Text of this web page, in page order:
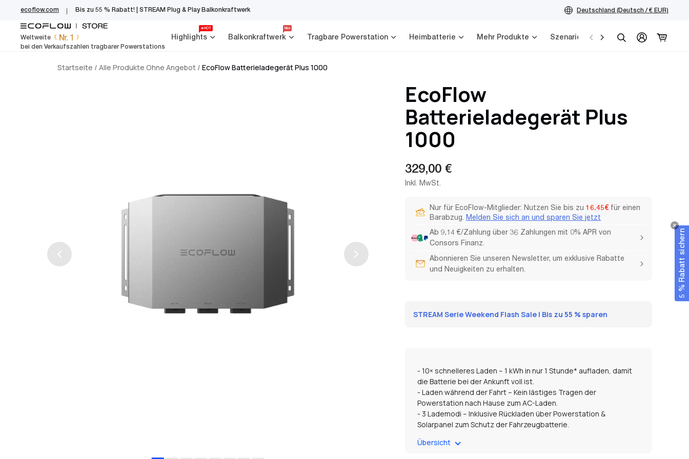
EcoFlow Germany
springen
ecoflow.com Bis zu 55 % Rabatt! | STREAM Plug & Play Balkonkraftwerk Deutschland (Deutsch / € EUR)
Weltweite Nr. 1
bei den Verkaufszahlen tragbarer Powerstations
Highlights
🔥HOT
Balkonkraftwerk
Neu
Tragbare Powerstation Heimbatterie Mehr Produkte Szenarien
Service
Startseite / Alle Produkte Ohne Angebot / EcoFlow Batterieladegerät Plus 1000
EcoFlow
Batterieladegerät Plus
1000
Regulärer
Preis
329,00 €
Inkl. MwSt.
Nur für EcoFlow-Mitglieder: Nutzen Sie bis zu16.45€für einen
Barabzug. Melden Sie sich an und sparen Sie jetzt
Ab 9,14 €/Zahlung über 36 Zahlungen mit 0% APR von
Consors Finanz.
Abonnieren Sie unseren Newsletter, um exklusive Rabatte
und Neuigkeiten zu erhalten.
STREAM Serie Weekend Flash Sale | Bis zu 55 % sparen
- 10× schnelleres Laden – 1 kWh in nur 1 Stunde* aufladen, damit
die Batterie bei der Ankunft voll ist.
- Laden während der Fahrt – Kein lästiges Tragen der
Powerstation nach Hause zum AC-Laden.
- 3 Lademodi – Inklusive Rückladen über Powerstation &
Solarpanel zum Schutz der Fahrzeugbatterie.
Lichtmaschinenschutzfunktionen für vollständige Sicherheit.
Übersicht
5 % Rabatt sichern